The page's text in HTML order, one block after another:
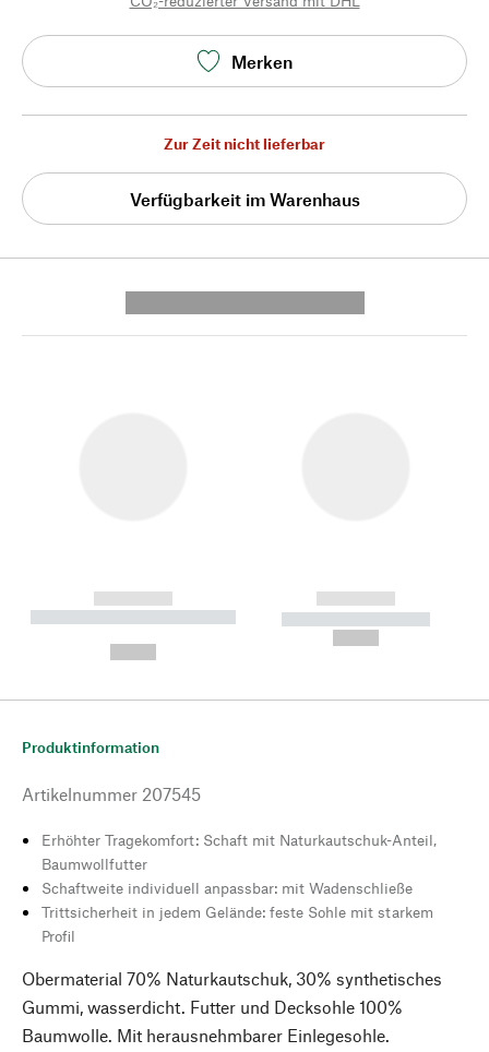
Merken
Zur Zeit nicht lieferbar
Verfügbarkeit im Warenhaus
------------
----------- ----------- --------
------------
----------- -----------
Produktinformation
Artikelnummer 207545
Erhöhter Tragekomfort: Schaft mit Naturkautschuk-Anteil,
Baumwollfutter
Schaftweite individuell anpassbar: mit Wadenschließe
Trittsicherheit in jedem Gelände: feste Sohle mit starkem
Profil
Obermaterial 70% Naturkautschuk, 30% synthetisches
Gummi, wasserdicht. Futter und Decksohle 100%
Baumwolle. Mit herausnehmbarer Einlegesohle.